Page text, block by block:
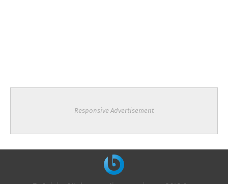
Responsive Advertisement